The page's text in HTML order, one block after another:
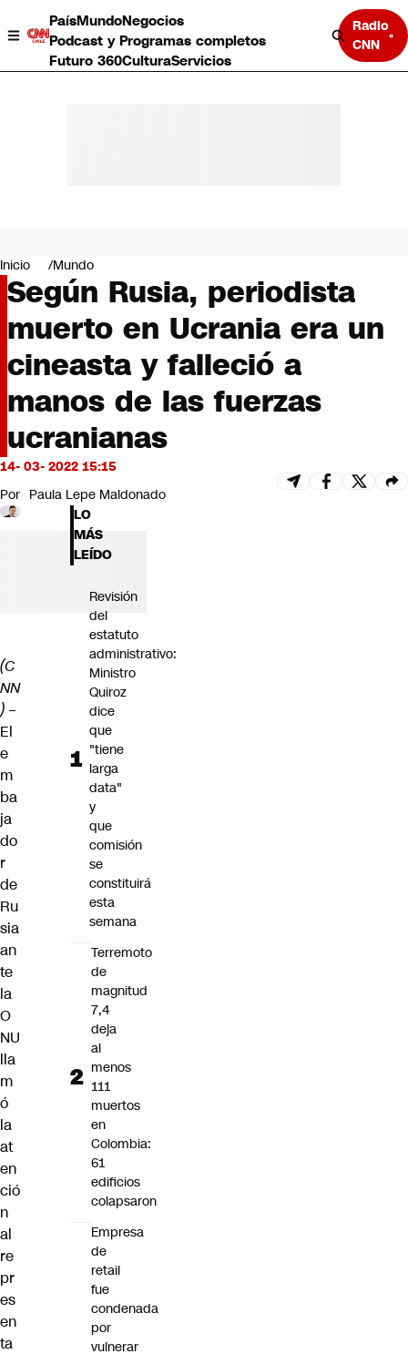
PaísMundoNegocios
Podcast y Programas completos
Futuro 360CulturaServicios
Radio
CNN
Negocios
Deportes
Programas completos
Cultura
Servicios
Bits
CNN tiempo
Opinión
Inicio Mundo
Según Rusia, periodista
muerto en Ucrania era un
cineasta y falleció a
manos de las fuerzas
ucranianas
14- 03- 2022 15:15
Por Paula Lepe Maldonado
(C
NN
) –
El
e
m
ba
ja
do
r
de
Ru
sia
an
te
la
O
NU
lla
m
ó
la
at
en
ció
n
al
re
pr
es
en
ta
LO
MÁS
LEÍDO
Revisión
del
estatuto
administrativo:
Ministro
Quiroz
dice
que
"tiene
larga
data"
y
que
comisión
se
constituirá
esta
semana
Terremoto
de
magnitud
7,4
deja
al
menos
111
muertos
en
Colombia:
61
edificios
colapsaron
Empresa
de
retail
fue
condenada
por
vulnerar